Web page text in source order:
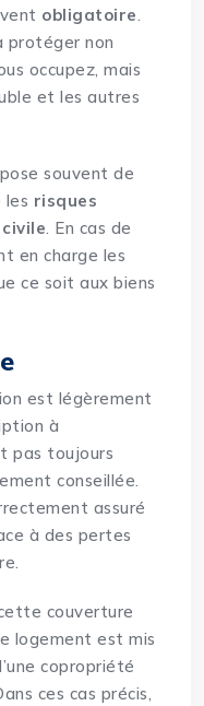
obligatoire.
protéger non
occupez, mais
et les autres
souvent de
les risques
. En cas de
en charge les
ce soit aux biens
est légèrement
à
pas toujours
conseillée.
assuré
à des pertes
couverture
logement est mis
copropriété
ces cas précis,